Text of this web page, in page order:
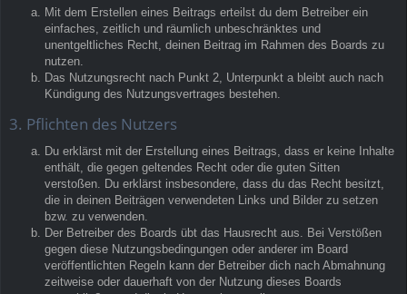
Mit dem Erstellen eines Beitrags erteilst du dem Betreiber ein
einfaches, zeitlich und räumlich unbeschränktes und
unentgeltliches Recht, deinen Beitrag im Rahmen des Boards zu
nutzen.
Das Nutzungsrecht nach Punkt 2, Unterpunkt a bleibt auch nach
Kündigung des Nutzungsvertrages bestehen.
3. Pflichten des Nutzers
Du erklärst mit der Erstellung eines Beitrags, dass er keine Inhalte
enthält, die gegen geltendes Recht oder die guten Sitten
verstoßen. Du erklärst insbesondere, dass du das Recht besitzt,
die in deinen Beiträgen verwendeten Links und Bilder zu setzen
bzw. zu verwenden.
Der Betreiber des Boards übt das Hausrecht aus. Bei Verstößen
gegen diese Nutzungsbedingungen oder anderer im Board
veröffentlichten Regeln kann der Betreiber dich nach Abmahnung
zeitweise oder dauerhaft von der Nutzung dieses Boards